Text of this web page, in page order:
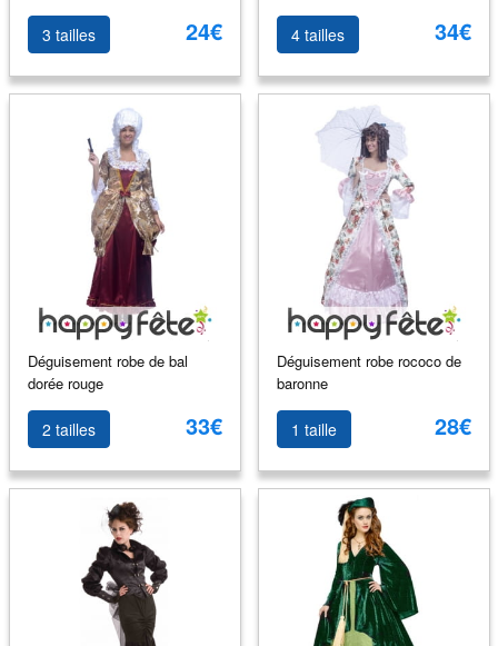
3 tailles 24€ 4 tailles 34€
Déguisement robe de bal
dorée rouge
2 tailles 33€
Déguisement robe rococo de
baronne
1 taille 28€